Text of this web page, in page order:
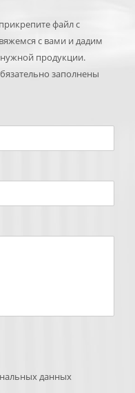
файл с
с вами и дадим
продукции.
заполнены
данных